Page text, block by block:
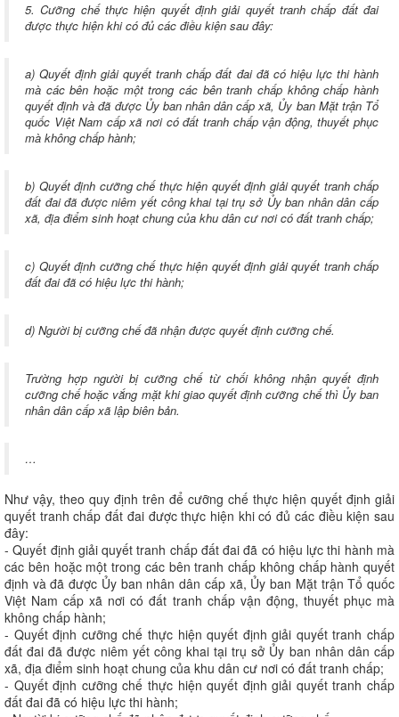
5. Cưỡng chế thực hiện quyết định giải quyết tranh chấp đất đai
được thực hiện khi có đủ các điều kiện sau đây:
a) Quyết định giải quyết tranh chấp đất đai đã có hiệu lực thi hành
mà các bên hoặc một trong các bên tranh chấp không chấp hành
quyết định và đã được Ủy ban nhân dân cấp xã, Ủy ban Mặt trận Tổ
quốc Việt Nam cấp xã nơi có đất tranh chấp vận động, thuyết phục
mà không chấp hành;
b) Quyết định cưỡng chế thực hiện quyết định giải quyết tranh chấp
đất đai đã được niêm yết công khai tại trụ sở Ủy ban nhân dân cấp
xã, địa điểm sinh hoạt chung của khu dân cư nơi có đất tranh chấp;
c) Quyết định cưỡng chế thực hiện quyết định giải quyết tranh chấp
đất đai đã có hiệu lực thi hành;
d) Người bị cưỡng chế đã nhận được quyết định cưỡng chế.
Trường hợp người bị cưỡng chế từ chối không nhận quyết định
cưỡng chế hoặc vắng mặt khi giao quyết định cưỡng chế thì Ủy ban
nhân dân cấp xã lập biên bản.
…
Như vậy, theo quy định trên để cưỡng chế thực hiện quyết định giải
quyết tranh chấp đất đai được thực hiện khi có đủ các điều kiện sau
đây:
- Quyết định giải quyết tranh chấp đất đai đã có hiệu lực thi hành mà
các bên hoặc một trong các bên tranh chấp không chấp hành quyết
định và đã được Ủy ban nhân dân cấp xã, Ủy ban Mặt trận Tổ quốc
Việt Nam cấp xã nơi có đất tranh chấp vận động, thuyết phục mà
không chấp hành;
- Quyết định cưỡng chế thực hiện quyết định giải quyết tranh chấp
đất đai đã được niêm yết công khai tại trụ sở Ủy ban nhân dân cấp
xã, địa điểm sinh hoạt chung của khu dân cư nơi có đất tranh chấp;
- Quyết định cưỡng chế thực hiện quyết định giải quyết tranh chấp
đất đai đã có hiệu lực thi hành;